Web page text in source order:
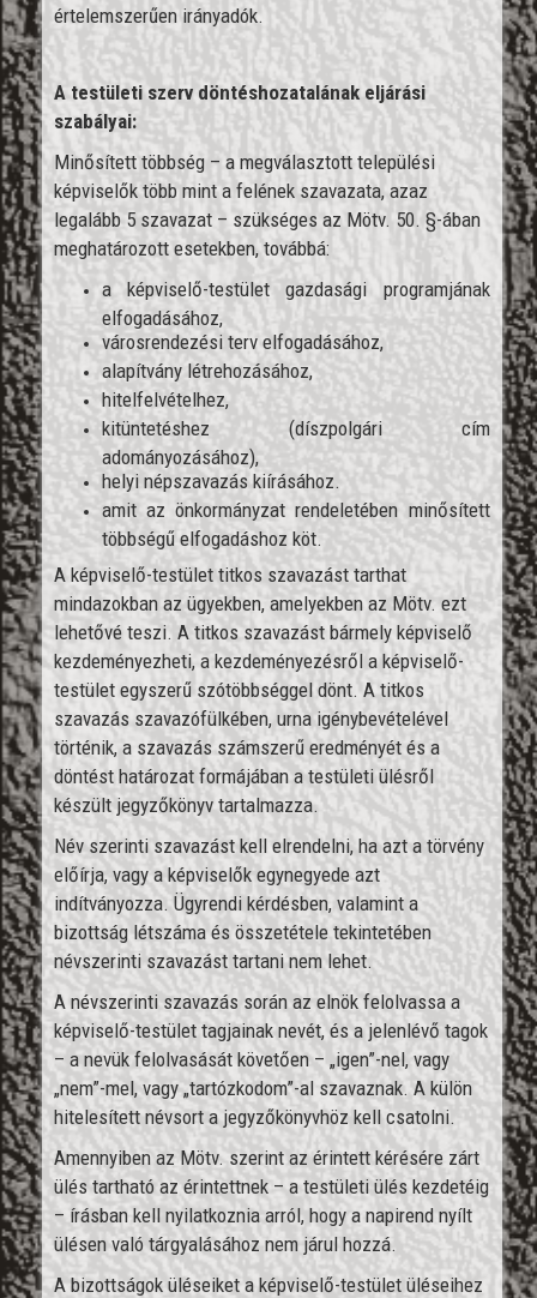
értelemszerűen irányadók.
A testületi szerv döntéshozatalának eljárási
szabályai:
Minősített többség – a megválasztott települési
képviselők több mint a felének szavazata, azaz
legalább 5 szavazat – szükséges az Mötv. 50. §-ában
meghatározott esetekben, továbbá:
a képviselő-testület gazdasági programjának
elfogadásához,
városrendezési terv elfogadásához,
alapítvány létrehozásához,
hitelfelvételhez,
kitüntetéshez (díszpolgári cím
adományozásához),
helyi népszavazás kiírásához.
amit az önkormányzat rendeletében minősített
többségű elfogadáshoz köt.
A képviselő-testület titkos szavazást tarthat
mindazokban az ügyekben, amelyekben az Mötv. ezt
lehetővé teszi. A titkos szavazást bármely képviselő
kezdeményezheti, a kezdeményezésről a képviselő-
testület egyszerű szótöbbséggel dönt. A titkos
szavazás szavazófülkében, urna igénybevételével
történik, a szavazás számszerű eredményét és a
döntést határozat formájában a testületi ülésről
készült jegyzőkönyv tartalmazza.
Név szerinti szavazást kell elrendelni, ha azt a törvény
előírja, vagy a képviselők egynegyede azt
indítványozza. Ügyrendi kérdésben, valamint a
bizottság létszáma és összetétele tekintetében
névszerinti szavazást tartani nem lehet.
A névszerinti szavazás során az elnök felolvassa a
képviselő-testület tagjainak nevét, és a jelenlévő tagok
– a nevük felolvasását követően – „igen”-nel, vagy
„nem”-mel, vagy „tartózkodom”-al szavaznak. A külön
hitelesített névsort a jegyzőkönyvhöz kell csatolni.
Amennyiben az Mötv. szerint az érintett kérésére zárt
ülés tartható az érintettnek – a testületi ülés kezdetéig
– írásban kell nyilatkoznia arról, hogy a napirend nyílt
ülésen való tárgyalásához nem járul hozzá.
A bizottságok üléseiket a képviselő-testület üléseihez